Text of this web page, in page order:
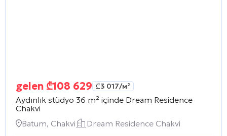
gelen ₾108 629 ₾3 017/м²
Aydınlık stüdyo 36 m² içinde Dream Residence
Chakvi
Batum, Chakvi
Dream Residence Chakvi